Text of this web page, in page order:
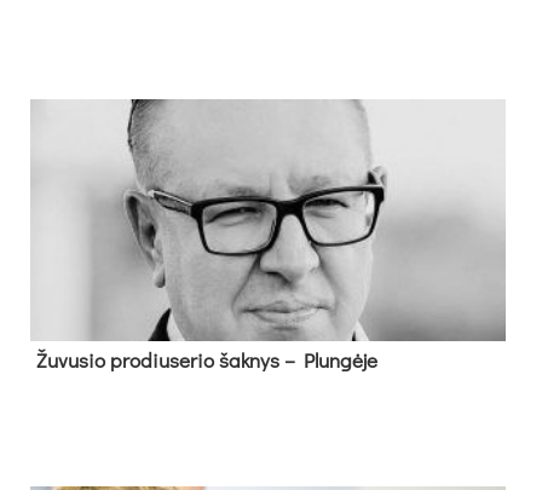
Žu­vu­sio pro­diu­se­rio šak­nys – Plun­gė­je